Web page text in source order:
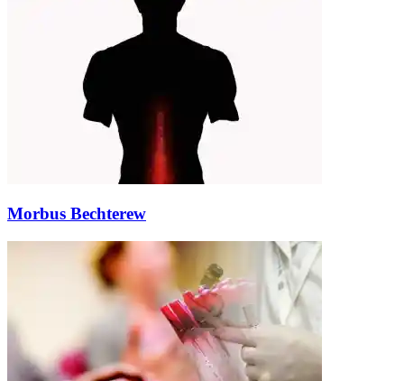
Morbus Bechterew